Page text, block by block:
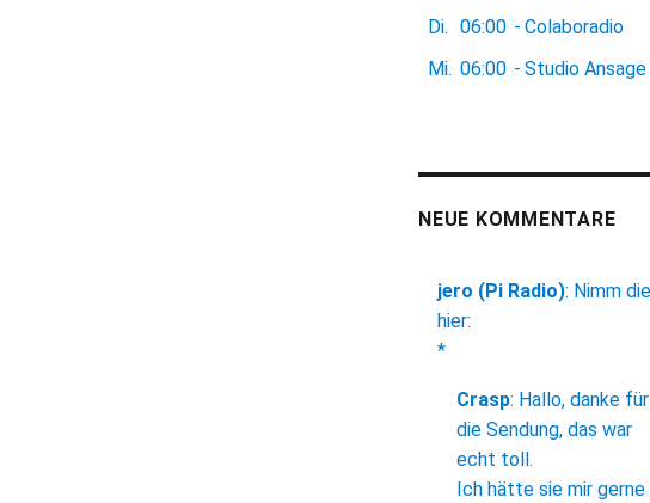
Di. 06:00 - Colaboradio
Mi. 06:00 - Studio Ansage
NEUE KOMMENTARE
jero (Pi Radio): Nimm die
hier:
*
Crasp: Hallo, danke für
die Sendung, das war
echt toll.
Ich hätte sie mir gerne